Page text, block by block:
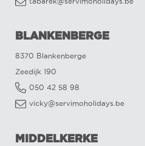
BLANKENBERGE
8370 Blankenberge
Zeedijk 190
050 42 58 98
vicky@servimoholidays.be
MIDDELKERKE